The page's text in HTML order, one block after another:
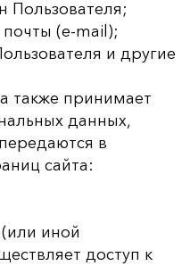
Пользователя;
(e-mail);
и другие
также принимает
данных,
в
сайта:
иной
доступ к